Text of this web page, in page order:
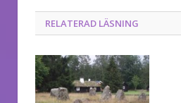
RELATERAD LÄSNING